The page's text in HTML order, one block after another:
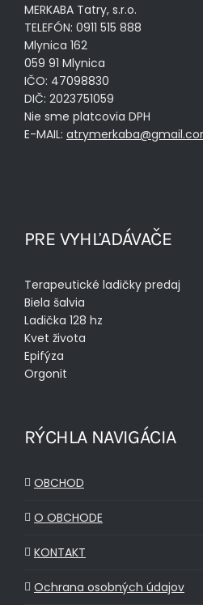
MERKABA Tatry, s.r.o.
TELEFÓN: 0911 515 888
Mlynica 162
059 91 Mlynica
IČO: 47098830
DIČ: 2023751059
Nie sme platcovia DPH
E-MAIL:
PRE VYHĽADÁVAČE
Terapeutické ladičky predaj
Biela šalvia
Ladička 128 hz
Kvet života
Epifýza
Orgonit
RÝCHLA NAVIGÁCIA
OBCHOD
O OBCHODE
KONTAKT
Ochrana osobných údajov